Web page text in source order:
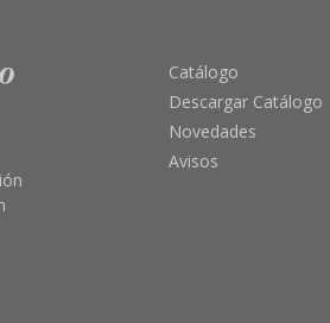
Catálogo
Descargar Catálogo
Novedades
Avisos